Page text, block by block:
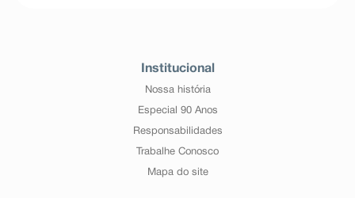
Institucional
Nossa história
Especial 90 Anos
Responsabilidades
Trabalhe Conosco
Mapa do site